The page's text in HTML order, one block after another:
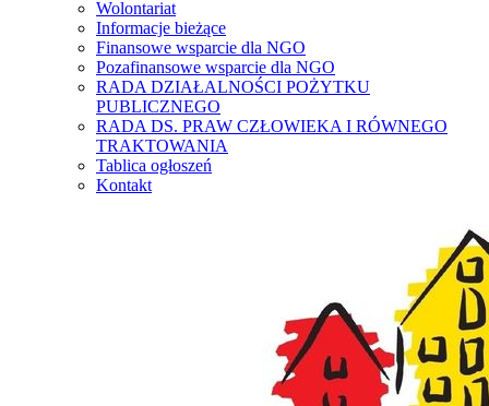
Wolontariat
Informacje bieżące
Finansowe wsparcie dla NGO
Pozafinansowe wsparcie dla NGO
RADA DZIAŁALNOŚCI POŻYTKU
PUBLICZNEGO
RADA DS. PRAW CZŁOWIEKA I RÓWNEGO
TRAKTOWANIA
Tablica ogłoszeń
Kontakt